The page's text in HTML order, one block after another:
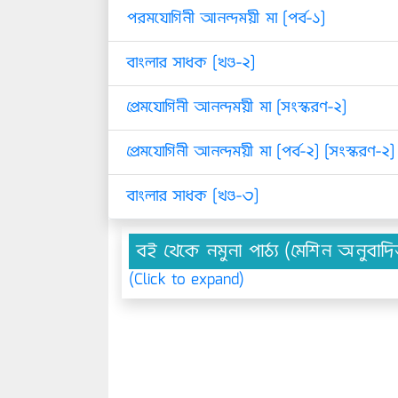
পরমযোগিনী আনন্দময়ী মা [পর্ব-১]
বাংলার সাধক [খণ্ড-২]
প্রেমযোগিনী আনন্দময়ী মা [সংস্করণ-২]
প্রেমযোগিনী আনন্দময়ী মা [পর্ব-২] [সংস্করণ-২]
বাংলার সাধক [খণ্ড-৩]
বই থেকে নমুনা পাঠ্য (মেশিন
(Click to expand)